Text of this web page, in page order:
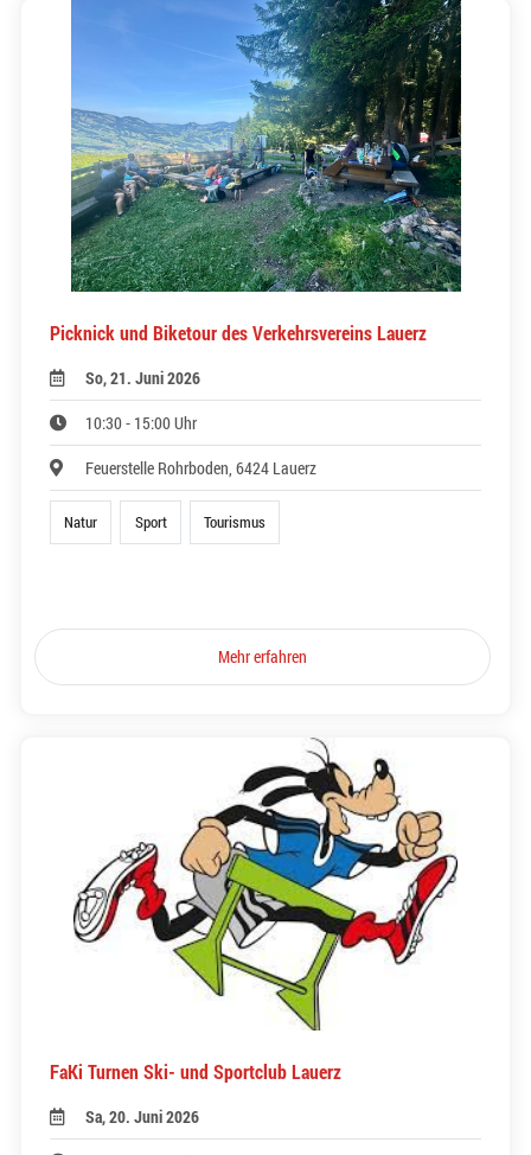
Picknick und Biketour des Verkehrsvereins Lauerz
So, 21. Juni 2026
10:30 - 15:00 Uhr
Feuerstelle Rohrboden, 6424 Lauerz
Natur Sport Tourismus
Mehr erfahren
FaKi Turnen Ski- und Sportclub Lauerz
Sa, 20. Juni 2026